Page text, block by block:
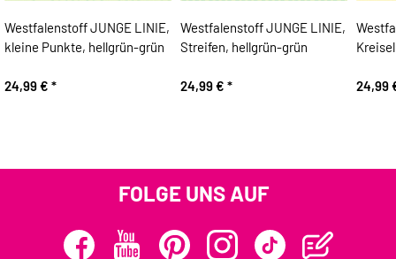
Westfalenstoff JUNGE LINIE,
kleine Punkte, hellgrün-grün
24,99 € *
Westfalenstoff JUNGE LINIE,
Streifen, hellgrün-grün
24,99 € * 24,99
FOLGE UNS AUF